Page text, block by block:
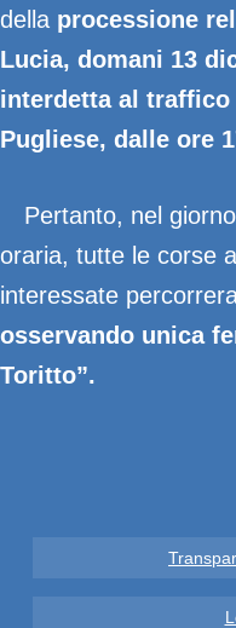
della processione
Lucia, domani 13
interdetta al traffico
Pugliese, dalle ore
Pertanto, nel
oraria, tutte le corse
interessate
osservando unica
Toritto”.